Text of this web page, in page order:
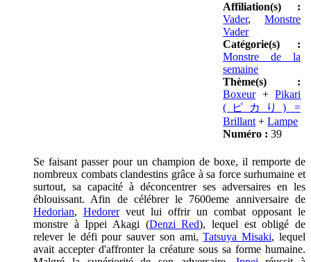
Affiliation(s) :
Vader,Monstre
Vader
Catégorie(s) :
Monstre de la
semaine
Thème(s) :
Boxeur+Pikari
(ピカり) =
Brillant +Lampe
Numéro : 39
Se faisant passer pour un champion de boxe, il remporte de
nombreux combats clandestins grâce à sa force surhumaine et
surtout, sa capacité à déconcentrer ses adversaires en les
éblouissant. Afin de célébrer le 7600eme anniversaire de
Hedorian, Hedorerveut lui offrir un combat opposant le
monstre à Ippei Akagi (Denzi Red), lequel est obligé de
relever le défi pour sauver son ami,Tatsuya Misaki, lequel
avait accepter d'affronter la créature sous sa forme humaine.